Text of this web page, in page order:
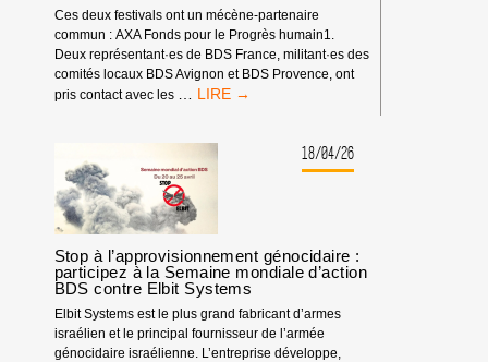
PRÉCÉDENT
Ces deux festivals ont un mécène-partenaire
commun : AXA Fonds pour le Progrès humain1.
Deux représentant·es de BDS France, militant·es des
comités locaux BDS Avignon et BDS Provence, ont
pris contact avec les
AXA
PROGRÈS
PARTENAIRE
FESTIVALS
18/04/26
Stop à l’approvisionnement génocidaire :
participez à la Semaine mondiale d’action
BDS contre Elbit Systems
Elbit Systems est le plus grand fabricant d’armes
israélien et le principal fournisseur de l’armée
génocidaire israélienne. L’entreprise développe,